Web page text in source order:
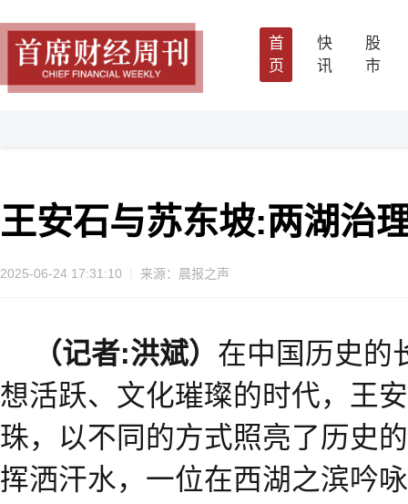
首
页
快
讯
股
市
王安石与苏东坡:两湖治
2025-06-24 17:31:10 来源：晨报之声
（记者:洪斌） 在中国历史的
想活跃、文化璀璨的时代，王
珠，以不同的方式照亮了历史
挥洒汗水，一位在西湖之滨吟